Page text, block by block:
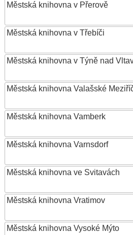
Městská knihovna v Přerově
Městská knihovna v Třebíči
Městská knihovna v Týně nad
Městská knihovna Valašské
Městská knihovna Vamberk
Městská knihovna Varnsdorf
Městská knihovna ve Svitavách
Městská knihovna Vratimov
Městská knihovna Vysoké Mýto